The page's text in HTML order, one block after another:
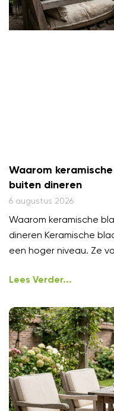
Waarom
buiten dineren
6 augustus 2026
Waarom keramische
dineren Keramische
een hoger niveau. Ze
Lees Verder...